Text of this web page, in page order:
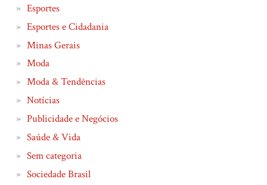
Esportes
Esportes e Cidadania
Minas Gerais
Moda
Moda & Tendências
Notícias
Publicidade e Negócios
Saúde & Vida
Sem categoria
Sociedade Brasil